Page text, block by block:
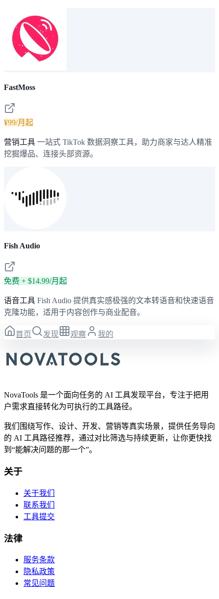
FastMoss
¥99/月起
营销工具 一站式 TikTok 数据洞察工具，助力商家与达人精准
挖掘爆品、连接头部资源。
Fish Audio
免费 + $14.99/月起
语音工具 Fish Audio 提供真实感极强的文本转语音和快速语音
克隆功能，适用于内容创作与商业配音。
首页 发现 观察 我的
NovaTools 是一个面向任务的 AI 工具发现平台，专注于把用
户需求直接转化为可执行的工具路径。
我们围绕写作、设计、开发、营销等真实场景，提供任务导向
的 AI 工具路径推荐，通过对比筛选与持续更新，让你更快找
到“能解决问题的那一个”。
关于
关于我们
联系我们
工具提交
法律
服务条款
隐私政策
常见问题